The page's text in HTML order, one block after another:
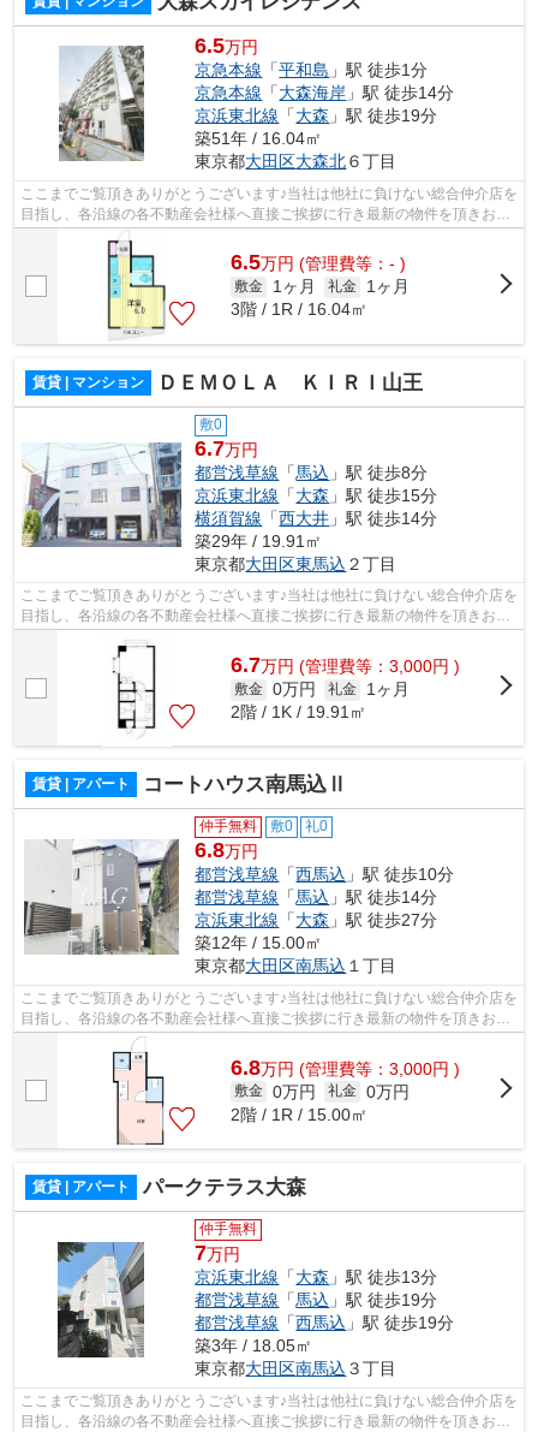
6.5万円
京急本線 「平和島 」駅 徒歩1分
京急本線 「大森海岸 」駅 徒歩14分
京浜東北線 「大森 」駅 徒歩19分
築51年 / 16.04㎡
東京都大田区大森北６丁目
ここまでご覧頂きありがとうございます♪当社は他社に負けない総合仲介店を
目指し、各沿線の各不動産会社様へ直接ご挨拶に行き最新の物件を頂きお客
様へ提供しております！最新の情報は...
6.5万円 (管理費等：- )
敷金 1ヶ月 礼金
1ヶ月
3階 / 1R / 16.04㎡
賃貸 | マンション ＤＥＭＯＬＡ ＫＩＲＩ山王
敷0
6.7万円
都営浅草線 「馬込 」駅 徒歩8分
京浜東北線 「大森 」駅 徒歩15分
横須賀線 「西大井 」駅 徒歩14分
築29年 / 19.91㎡
東京都大田区東馬込 ２丁目
ここまでご覧頂きありがとうございます♪当社は他社に負けない総合仲介店を
目指し、各沿線の各不動産会社様へ直接ご挨拶に行き最新の物件を頂きお客
様へ提供しております！最新の情報は...
6.7万円 (管理費等：3,000円 )
敷金 0万円 礼金
1ヶ月
2階 / 1K / 19.91㎡
賃貸 | アパート コートハウス南馬込Ⅱ
仲手無料 敷0 礼0
6.8万円
都営浅草線 「西馬込 」駅 徒歩10分
都営浅草線 「馬込 」駅 徒歩14分
京浜東北線 「大森 」駅 徒歩27分
築12年 / 15.00㎡
東京都大田区南馬込 １丁目
ここまでご覧頂きありがとうございます♪当社は他社に負けない総合仲介店を
目指し、各沿線の各不動産会社様へ直接ご挨拶に行き最新の物件を頂きお客
様へ提供しております！最新の情報は...
6.8万円 (管理費等：3,000円 )
敷金 0万円 礼金 0万円
2階 / 1R / 15.00㎡
賃貸 | アパート パークテラス大森
仲手無料
7万円
京浜東北線 「大森 」駅 徒歩13分
都営浅草線 「馬込 」駅 徒歩19分
都営浅草線 「西馬込 」駅 徒歩19分
築3年 / 18.05㎡
東京都大田区南馬込 ３丁目
ここまでご覧頂きありがとうございます♪当社は他社に負けない総合仲介店を
目指し、各沿線の各不動産会社様へ直接ご挨拶に行き最新の物件を頂きお客